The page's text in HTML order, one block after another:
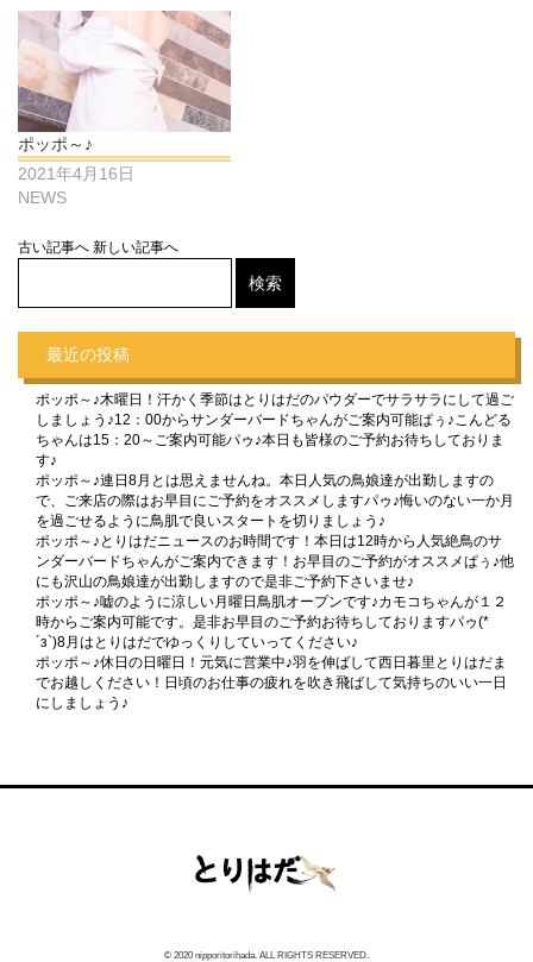
ポッポ～♪
2021年4月16日
NEWS
古い記事へ 新しい記事へ
最近の投稿
ポッポ～♪木曜日！汗かく季節はとりはだのパウダーでサラサラにして過ご
しましょう♪12：00からサンダーバードちゃんがご案内可能ぱぅ♪こんどる
ちゃんは15：20～ご案内可能パゥ♪本日も皆様のご予約お待ちしておりま
す♪
ポッポ～♪連日8月とは思えませんね。本日人気の鳥娘達が出勤しますの
で、ご来店の際はお早目にご予約をオススメしますパゥ♪悔いのない一か月
を過ごせるように鳥肌で良いスタートを切りましょう♪
ポッポ～♪とりはだニュースのお時間です！本日は12時から人気絶鳥のサ
ンダーバードちゃんがご案内できます！お早目のご予約がオススメぱぅ♪他
にも沢山の鳥娘達が出勤しますので是非ご予約下さいませ♪
ポッポ～♪嘘のように涼しい月曜日鳥肌オープンです♪カモコちゃんが１２
時からご案内可能です。是非お早目のご予約お待ちしておりますパゥ(*
´з`)8月はとりはだでゆっくりしていってください♪
ポッポ～♪休日の日曜日！元気に営業中♪羽を伸ばして西日暮里とりはだま
でお越しください！日頃のお仕事の疲れを吹き飛ばして気持ちのいい一日
にしましょう♪
© 2020 nipporitorihada. ALL RIGHTS RESERVED.